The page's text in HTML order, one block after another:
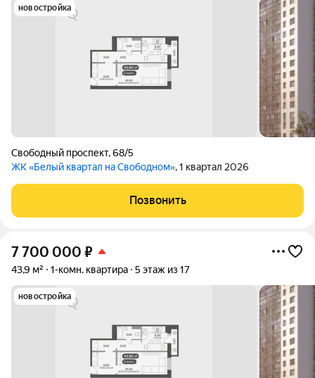
новостройка
Свободный проспект,68/5
ЖК «Белый квартал на Свободном», 1 квартал 2026
Позвонить
7 700 000 ₽
43,9 м² 1-комн. квартира 5 этаж из 17
новостройка